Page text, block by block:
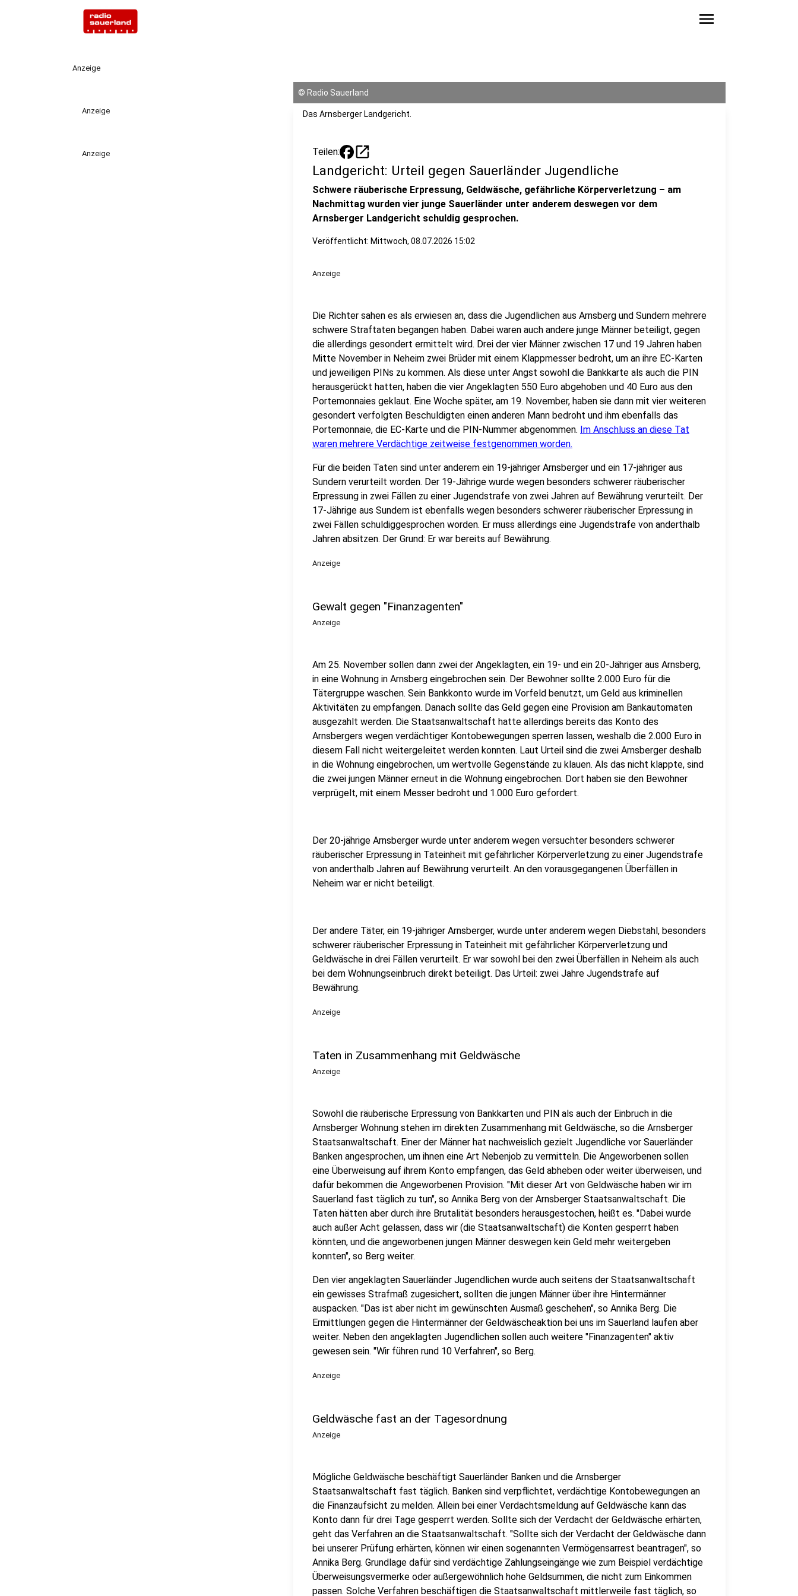
menu
Anzeige
Anzeige
Anzeige
© Radio Sauerland
Das Arnsberger Landgericht.
Teilen: open_in_new
Landgericht: Urteil gegen Sauerländer Jugendliche
Schwere räuberische Erpressung, Geldwäsche, gefährliche Körperverletzung – am
Nachmittag wurden vier junge Sauerländer unter anderem deswegen vor dem
Arnsberger Landgericht schuldig gesprochen.
Veröffentlicht: Mittwoch, 08.07.2026 15:02
Anzeige
Die Richter sahen es als erwiesen an, dass die Jugendlichen aus Arnsberg und Sundern mehrere
schwere Straftaten begangen haben. Dabei waren auch andere junge Männer beteiligt, gegen
die allerdings gesondert ermittelt wird. Drei der vier Männer zwischen 17 und 19 Jahren haben
Mitte November in Neheim zwei Brüder mit einem Klappmesser bedroht, um an ihre EC-Karten
und jeweiligen PINs zu kommen. Als diese unter Angst sowohl die Bankkarte als auch die PIN
herausgerückt hatten, haben die vier Angeklagten 550 Euro abgehoben und 40 Euro aus den
Portemonnaies geklaut. Eine Woche später, am 19. November, haben sie dann mit vier weiteren
gesondert verfolgten Beschuldigten einen anderen Mann bedroht und ihm ebenfalls das
Portemonnaie, die EC-Karte und die PIN-Nummer abgenommen. Im Anschluss an diese Tat
waren mehrere Verdächtige zeitweise festgenommen worden.
Für die beiden Taten sind unter anderem ein 19-jähriger Arnsberger und ein 17-jähriger aus
Sundern verurteilt worden. Der 19-Jährige wurde wegen besonders schwerer räuberischer
Erpressung in zwei Fällen zu einer Jugendstrafe von zwei Jahren auf Bewährung verurteilt. Der
17-Jährige aus Sundern ist ebenfalls wegen besonders schwerer räuberischer Erpressung in
zwei Fällen schuldiggesprochen worden. Er muss allerdings eine Jugendstrafe von anderthalb
Jahren absitzen. Der Grund: Er war bereits auf Bewährung.
Anzeige
Gewalt gegen "Finanzagenten"
Anzeige
Am 25. November sollen dann zwei der Angeklagten, ein 19- und ein 20-Jähriger aus Arnsberg,
in eine Wohnung in Arnsberg eingebrochen sein. Der Bewohner sollte 2.000 Euro für die
Tätergruppe waschen. Sein Bankkonto wurde im Vorfeld benutzt, um Geld aus kriminellen
Aktivitäten zu empfangen. Danach sollte das Geld gegen eine Provision am Bankautomaten
ausgezahlt werden. Die Staatsanwaltschaft hatte allerdings bereits das Konto des
Arnsbergers wegen verdächtiger Kontobewegungen sperren lassen, weshalb die 2.000 Euro in
diesem Fall nicht weitergeleitet werden konnten. Laut Urteil sind die zwei Arnsberger deshalb
in die Wohnung eingebrochen, um wertvolle Gegenstände zu klauen. Als das nicht klappte, sind
die zwei jungen Männer erneut in die Wohnung eingebrochen. Dort haben sie den Bewohner
verprügelt, mit einem Messer bedroht und 1.000 Euro gefordert.
Der 20-jährige Arnsberger wurde unter anderem wegen versuchter besonders schwerer
räuberischer Erpressung in Tateinheit mit gefährlicher Körperverletzung zu einer Jugendstrafe
von anderthalb Jahren auf Bewährung verurteilt. An den vorausgegangenen Überfällen in
Neheim war er nicht beteiligt.
Der andere Täter, ein 19-jähriger Arnsberger, wurde unter anderem wegen Diebstahl, besonders
schwerer räuberischer Erpressung in Tateinheit mit gefährlicher Körperverletzung und
Geldwäsche in drei Fällen verurteilt. Er war sowohl bei den zwei Überfällen in Neheim als auch
bei dem Wohnungseinbruch direkt beteiligt. Das Urteil: zwei Jahre Jugendstrafe auf
Bewährung.
Anzeige
Taten in Zusammenhang mit Geldwäsche
Anzeige
Sowohl die räuberische Erpressung von Bankkarten und PIN als auch der Einbruch in die
Arnsberger Wohnung stehen im direkten Zusammenhang mit Geldwäsche, so die Arnsberger
Staatsanwaltschaft. Einer der Männer hat nachweislich gezielt Jugendliche vor Sauerländer
Banken angesprochen, um ihnen eine Art Nebenjob zu vermitteln. Die Angeworbenen sollen
eine Überweisung auf ihrem Konto empfangen, das Geld abheben oder weiter überweisen, und
dafür bekommen die Angeworbenen Provision. "Mit dieser Art von Geldwäsche haben wir im
Sauerland fast täglich zu tun", so Annika Berg von der Arnsberger Staatsanwaltschaft. Die
Taten hätten aber durch ihre Brutalität besonders herausgestochen, heißt es. "Dabei wurde
auch außer Acht gelassen, dass wir (die Staatsanwaltschaft) die Konten gesperrt haben
könnten, und die angeworbenen jungen Männer deswegen kein Geld mehr weitergeben
konnten", so Berg weiter.
Den vier angeklagten Sauerländer Jugendlichen wurde auch seitens der Staatsanwaltschaft
ein gewisses Strafmaß zugesichert, sollten die jungen Männer über ihre Hintermänner
auspacken. "Das ist aber nicht im gewünschten Ausmaß geschehen", so Annika Berg. Die
Ermittlungen gegen die Hintermänner der Geldwäscheaktion bei uns im Sauerland laufen aber
weiter. Neben den angeklagten Jugendlichen sollen auch weitere "Finanzagenten" aktiv
gewesen sein. "Wir führen rund 10 Verfahren", so Berg.
Anzeige
Geldwäsche fast an der Tagesordnung
Anzeige
Mögliche Geldwäsche beschäftigt Sauerländer Banken und die Arnsberger
Staatsanwaltschaft fast täglich. Banken sind verpflichtet, verdächtige Kontobewegungen an
die Finanzaufsicht zu melden. Allein bei einer Verdachtsmeldung auf Geldwäsche kann das
Konto dann für drei Tage gesperrt werden. Sollte sich der Verdacht der Geldwäsche erhärten,
geht das Verfahren an die Staatsanwaltschaft. "Sollte sich der Verdacht der Geldwäsche dann
bei unserer Prüfung erhärten, können wir einen sogenannten Vermögensarrest beantragen", so
Annika Berg. Grundlage dafür sind verdächtige Zahlungseingänge wie zum Beispiel verdächtige
Überweisungsvermerke oder außergewöhnlich hohe Geldsummen, die nicht zum Einkommen
passen. Solche Verfahren beschäftigen die Staatsanwaltschaft mittlerweile fast täglich, so